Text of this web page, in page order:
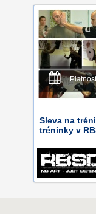
Sleva na
tréninky v